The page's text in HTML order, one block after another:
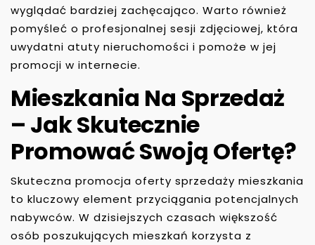
wyglądać bardziej zachęcająco. Warto również
pomyśleć o profesjonalnej sesji zdjęciowej, która
uwydatni atuty nieruchomości i pomoże w jej
promocji w internecie.
Mieszkania Na Sprzedaż
– Jak Skutecznie
Promować Swoją Ofertę?
Skuteczna promocja oferty sprzedaży mieszkania
to kluczowy element przyciągania potencjalnych
nabywców. W dzisiejszych czasach większość
osób poszukujących mieszkań korzysta z